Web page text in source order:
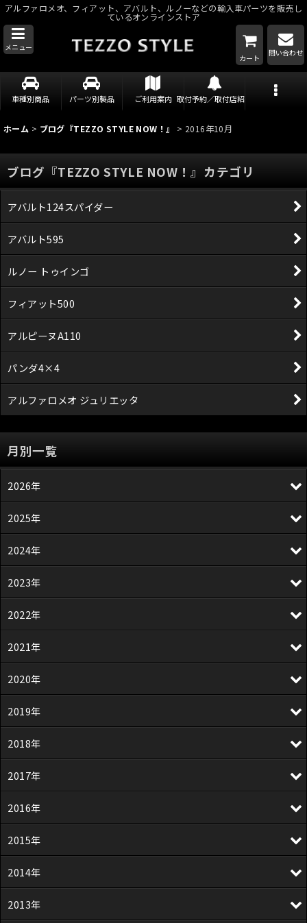
アルファロメオ、フィアット、アバルト、ルノーなどの輸入車パーツを販売し
ているオンラインストア
メニュー
カート
問い合わせ
車種別商品 パーツ別製品 ご利用案内 取付予約／取付店紹介
ホーム > ブログ『TEZZO STYLE NOW！』 > 2016年10月
ブログ『TEZZO STYLE NOW！』カテゴリ
アバルト124スパイダー
アバルト595
ルノー トゥインゴ
フィアット500
アルピーヌA110
パンダ4×4
アルファロメオ ジュリエッタ
月別一覧
2026年
2025年
2024年
2023年
2022年
2021年
2020年
2019年
2018年
2017年
2016年
2015年
2014年
2013年